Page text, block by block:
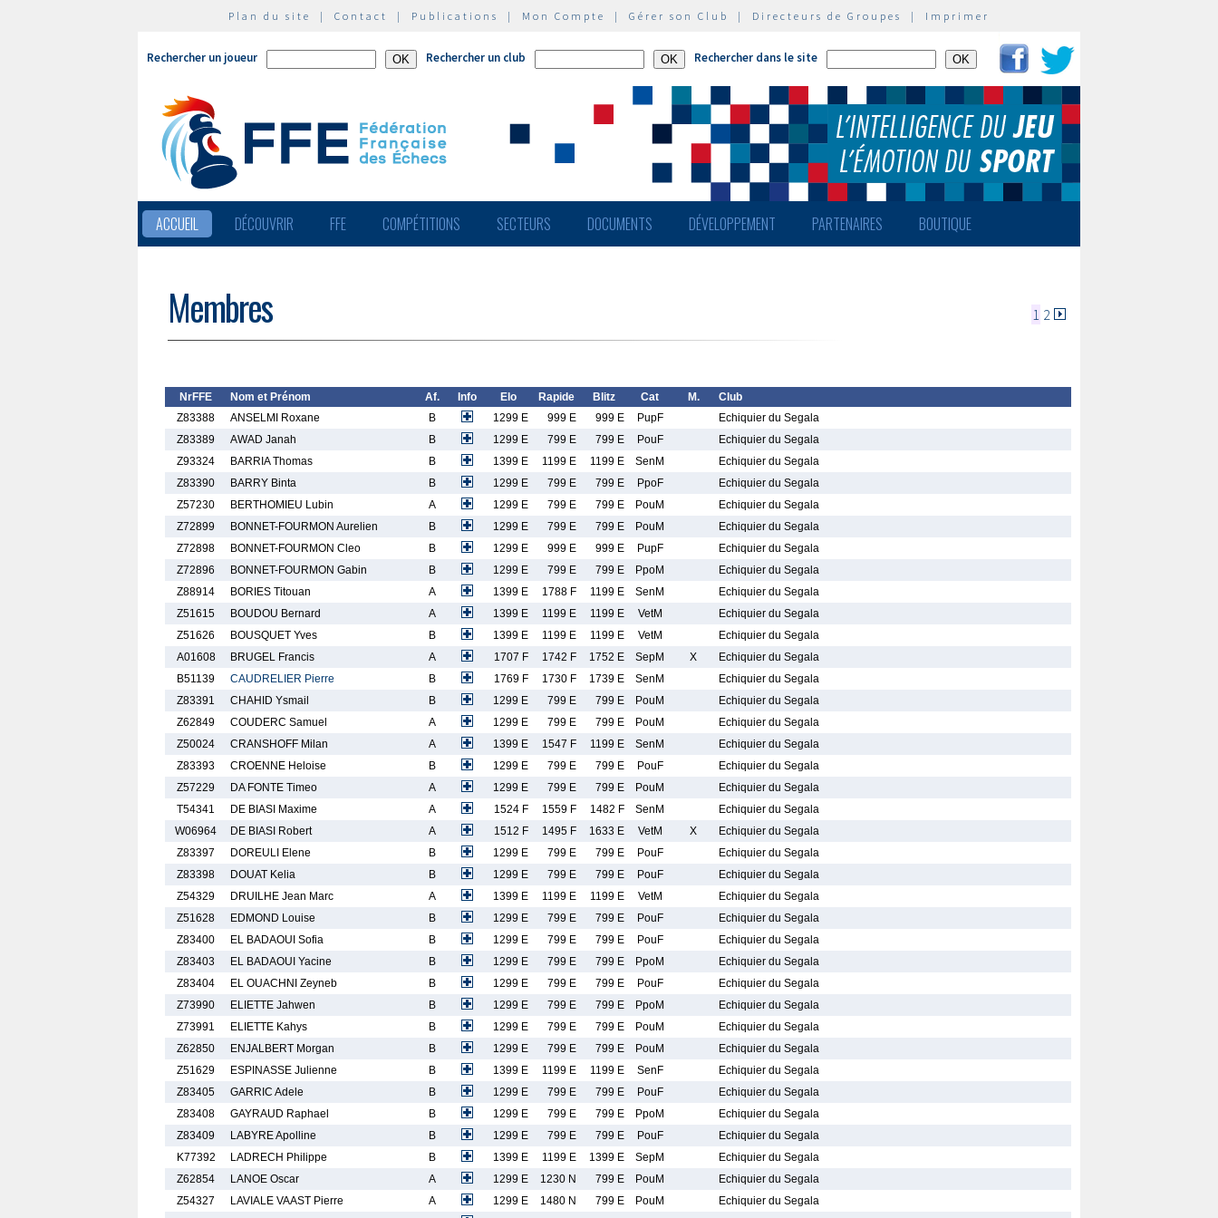
Plan du site | Contact | Publications | Mon Compte | Gérer son Club | Directeurs de Groupes | Imprimer
Rechercher un joueur Rechercher un club Rechercher dans le site
ACCUEIL DÉCOUVRIR FFE COMPÉTITIONS SECTEURS DOCUMENTS DÉVELOPPEMENT PARTENAIRES BOUTIQUE
Membres 1 2
NrFFE Nom et Prénom Af. Info Elo Rapide Blitz Cat M.
Club
Z83388
ANSELMI Roxane B 1299 E 999 E 999 E PupF
Echiquier du Segala
Z83389
AWAD Janah B 1299 E 799 E 799 E PouF
Echiquier du Segala
Z93324
BARRIA Thomas B 1399 E 1199 E 1199 E SenM
Echiquier du Segala
Z83390
BARRY Binta B 1299 E 799 E 799 E PpoF
Echiquier du Segala
Z57230
BERTHOMIEU Lubin A 1299 E 799 E 799 E PouM
Echiquier du Segala
Z72899
BONNET-FOURMON Aurelien B 1299 E 799 E 799 E PouM
Echiquier du Segala
Z72898
BONNET-FOURMON Cleo B 1299 E 999 E 999 E PupF
Echiquier du Segala
Z72896
BONNET-FOURMON Gabin B 1299 E 799 E 799 E PpoM
Echiquier du Segala
Z88914
BORIES Titouan A 1399 E 1788 F 1199 E SenM
Echiquier du Segala
Z51615
BOUDOU Bernard A 1399 E 1199 E 1199 E VetM
Echiquier du Segala
Z51626
BOUSQUET Yves B 1399 E 1199 E 1199 E VetM
Echiquier du Segala
A01608
BRUGEL Francis A 1707 F 1742 F 1752 E SepM X
Echiquier du Segala
B51139
CAUDRELIER Pierre B 1769 F 1730 F 1739 E SenM
Echiquier du Segala
Z83391
CHAHID Ysmail B 1299 E 799 E 799 E PouM
Echiquier du Segala
Z62849
COUDERC Samuel A 1299 E 799 E 799 E PouM
Echiquier du Segala
Z50024
CRANSHOFF Milan A 1399 E 1547 F 1199 E SenM
Echiquier du Segala
Z83393
CROENNE Heloise B 1299 E 799 E 799 E PouF
Echiquier du Segala
Z57229
DA FONTE Timeo A 1299 E 799 E 799 E PouM
Echiquier du Segala
T54341
DE BIASI Maxime A 1524 F 1559 F 1482 F SenM
Echiquier du Segala
W06964
DE BIASI Robert A 1512 F 1495 F 1633 E VetM X
Echiquier du Segala
Z83397
DOREULI Elene B 1299 E 799 E 799 E PouF
Echiquier du Segala
Z83398
DOUAT Kelia B 1299 E 799 E 799 E PouF
Echiquier du Segala
Z54329
DRUILHE Jean Marc A 1399 E 1199 E 1199 E VetM
Echiquier du Segala
Z51628
EDMOND Louise B 1299 E 799 E 799 E PouF
Echiquier du Segala
Z83400
EL BADAOUI Sofia B 1299 E 799 E 799 E PouF
Echiquier du Segala
Z83403
EL BADAOUI Yacine B 1299 E 799 E 799 E PpoM
Echiquier du Segala
Z83404
EL OUACHNI Zeyneb B 1299 E 799 E 799 E PouF
Echiquier du Segala
Z73990
ELIETTE Jahwen B 1299 E 799 E 799 E PpoM
Echiquier du Segala
Z73991
ELIETTE Kahys B 1299 E 799 E 799 E PouM
Echiquier du Segala
Z62850
ENJALBERT Morgan B 1299 E 799 E 799 E PouM
Echiquier du Segala
Z51629
ESPINASSE Julienne B 1399 E 1199 E 1199 E SenF
Echiquier du Segala
Z83405
GARRIC Adele B 1299 E 799 E 799 E PouF
Echiquier du Segala
Z83408
GAYRAUD Raphael B 1299 E 799 E 799 E PpoM
Echiquier du Segala
Z83409
LABYRE Apolline B 1299 E 799 E 799 E PouF
Echiquier du Segala
K77392
LADRECH Philippe B 1399 E 1199 E 1399 E SepM
Echiquier du Segala
Z62854
LANOE Oscar A 1299 E 1230 N 799 E PouM
Echiquier du Segala
Z54327
LAVIALE VAAST Pierre A 1299 E 1480 N 799 E PouM
Echiquier du Segala